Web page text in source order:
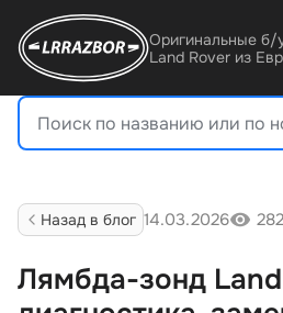
Оригинальные б/
Land Rover из
Назад в бло 14.03.2026 282
Лямбда-зонд